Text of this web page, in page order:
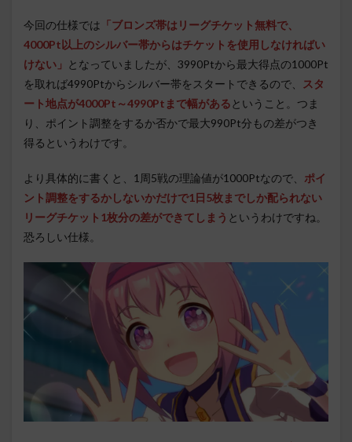
今回の仕様では 「ブロンズ帯はリーグチケット無料で、
4000Pt以上のシルバー帯からはチケットを使用しなければい
けない」 となっていましたが、3990Ptから最大得点の1000Pt
を取れば4990Ptからシルバー帯をスタートできるので、
スタ
ート地点が4000Pt～4990Ptまで幅があるということ。つま
り、ポイント調整をするか否かで最大990Pt分もの差がつき
得るというわけです。
より具体的に書くと、1周5戦の理論値が1000Ptなので、 ポイ
ント調整をするかしないかだけで1日5枚までしか配られない
リーグチケット1枚分の差ができてしまう というわけですね。
恐ろしい仕様。